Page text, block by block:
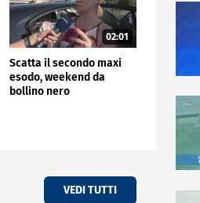
02:01
Scatta il secondo maxi
esodo, weekend da
bollino nero
VEDI TUTTI